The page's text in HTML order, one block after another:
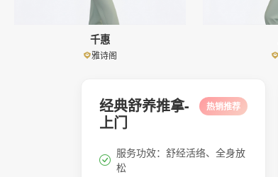
千惠
雅诗阁
经典舒养推拿-
上门
热销推荐
服务功效：舒经活络、全身放
松